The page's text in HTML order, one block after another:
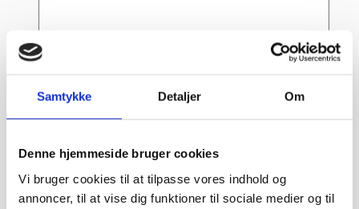
Samtykke Detaljer Om
Denne hjemmeside bruger cookies
Vi bruger cookies til at tilpasse vores indhold og
annoncer, til at vise dig funktioner til sociale medier og til